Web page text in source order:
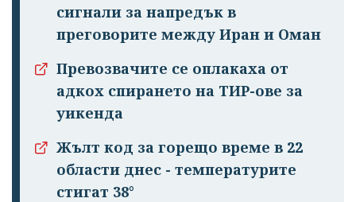
сигнали за напредък в
преговорите между Иран и Оман
Превозвачите се оплакаха от
адкох спирането на ТИР-ове за
уикенда
Жълт код за горещо време в 22
области днес - температурите
стигат 38°